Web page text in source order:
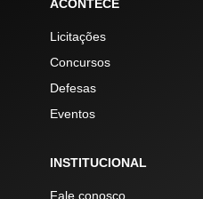
ACONTECE
Licitações
Concursos
Defesas
Eventos
INSTITUCIONAL
Fale conosco